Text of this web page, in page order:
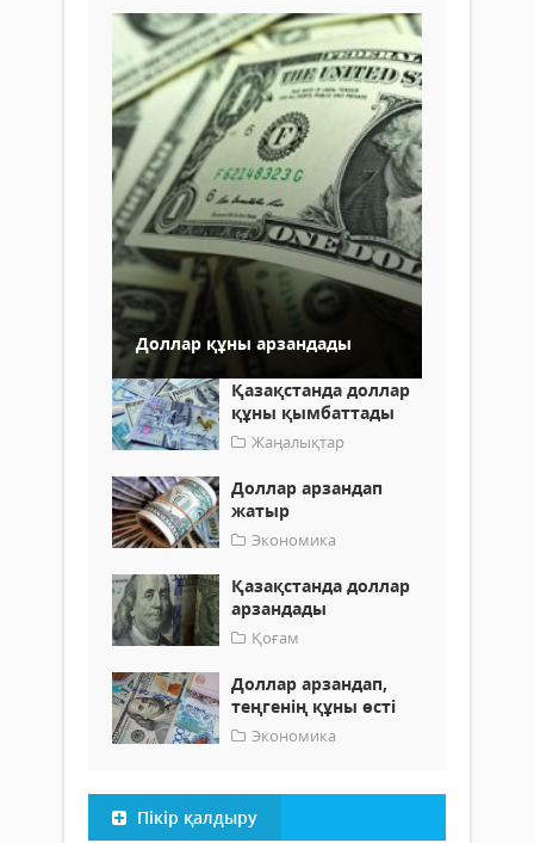
Доллар құны арзандады
Қазақстанда доллар
құны қымбаттады
Жаңалықтар
Доллар арзандап
жатыр
Экономика
Қазақстанда доллар
арзандады
Қоғам
Доллар арзандап,
теңгенің құны өсті
Экономика
Пікір қалдыру